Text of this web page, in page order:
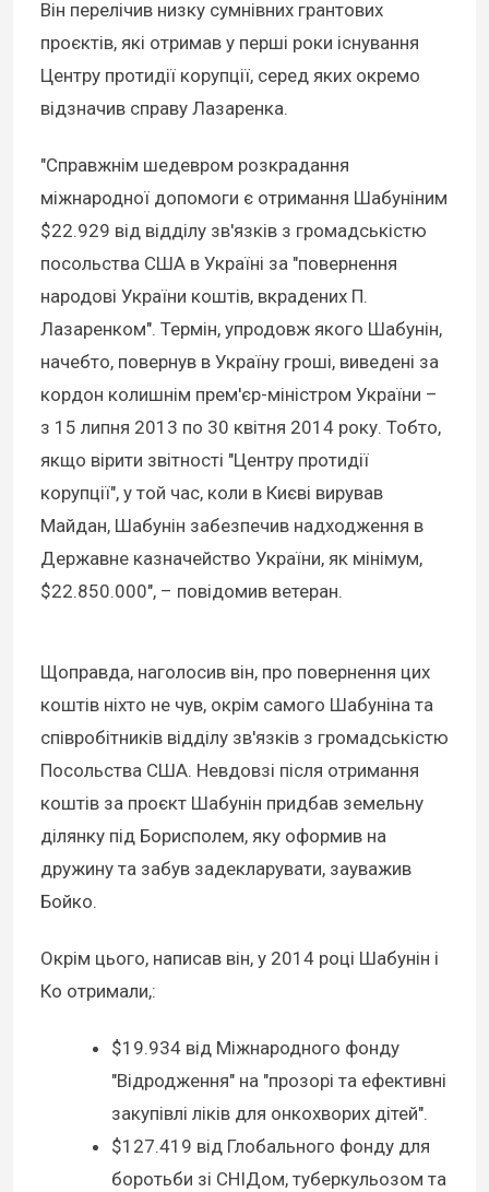
Він перелічив низку сумнівних грантових
проєктів, які отримав у перші роки існування
Центру протидії корупції, серед яких окремо
відзначив справу Лазаренка.
"Справжнім шедевром розкрадання
міжнародної допомоги є отримання Шабуніним
$22.929 від відділу зв'язків з громадськістю
посольства США в Україні за "повернення
народові України коштів, вкрадених П.
Лазаренком". Термін, упродовж якого Шабунін,
начебто, повернув в Україну гроші, виведені за
кордон колишнім прем'єр-міністром України –
з 15 липня 2013 по 30 квітня 2014 року. Тобто,
якщо вірити звітності "Центру протидії
корупції", у той час, коли в Києві вирував
Майдан, Шабунін забезпечив надходження в
Державне казначейство України, як мінімум,
$22.850.000", – повідомив ветеран.
Щоправда, наголосив він, про повернення цих
коштів ніхто не чув, окрім самого Шабуніна та
співробітників відділу зв'язків з громадськістю
Посольства США. Невдовзі після отримання
коштів за проєкт Шабунін придбав земельну
ділянку під Борисполем, яку оформив на
дружину та забув задекларувати, зауважив
Бойко.
Окрім цього, написав він, у 2014 році Шабунін і
Ко отримали,:
$19.934 від Міжнародного фонду
"Відродження" на "прозорі та ефективні
закупівлі ліків для онкохворих дітей".
$127.419 від Глобального фонду для
боротьби зі СНІДом, туберкульозом та